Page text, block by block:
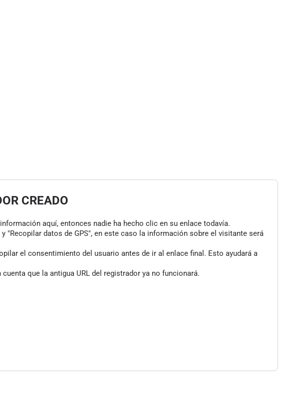
CREADO
aquí, entonces nadie ha hecho clic en su enlace todavía.
"Recopilar datos de GPS", en este caso la información sobre el visitante será
el consentimiento del usuario antes de ir al enlace final. Esto ayudará a
que la antigua URL del registrador ya no funcionará.